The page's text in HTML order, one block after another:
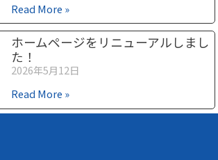
Read More »
ホームページをリニューアルしまし
た！
2026年5月12日
Read More »